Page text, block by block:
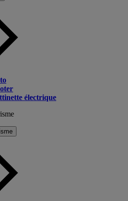
électrique